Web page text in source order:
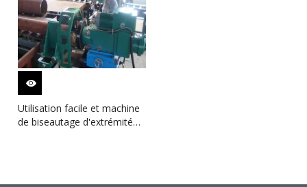
centrale électrique d'acier
allié
Utilisation facile et machine
de biseautage d'extrémité